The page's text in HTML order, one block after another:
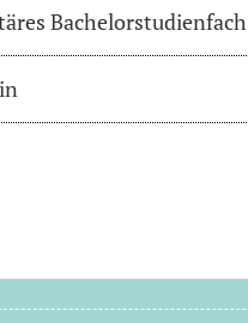
Bachelorstudienfach